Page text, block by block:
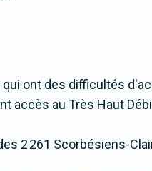
qui ont des difficultés
accès au Très Haut
2 261 Scorbésiens-